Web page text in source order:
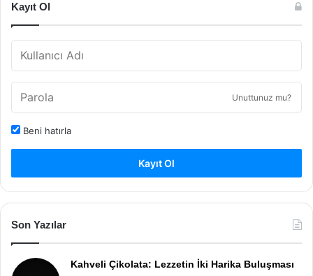
Kayıt Ol
Unuttunuz mu?
Beni hatırla
Kayıt Ol
Son Yazılar
Kahveli Çikolata: Lezzetin İki Harika Buluşması